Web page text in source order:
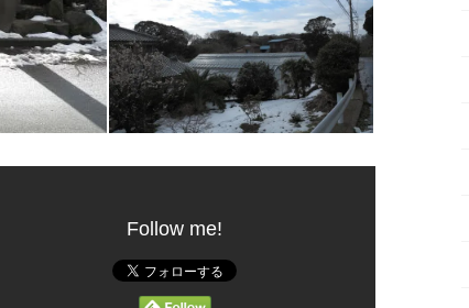
Follow me!